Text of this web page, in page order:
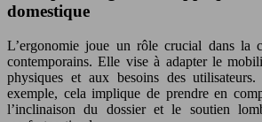
domestique
L’ergonomie joue un rôle crucial dans la
contemporains. Elle vise à adapter le
physiques et aux besoins des
exemple, cela implique de prendre en
l’inclinaison du dossier et le soutien